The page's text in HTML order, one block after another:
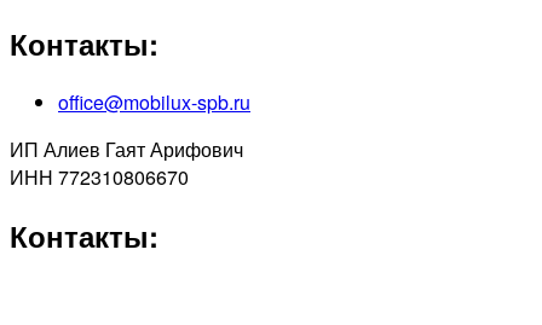
Контакты:
office@mobilux-spb.ru
ИП Алиев Гаят Арифович
ИНН 772310806670
Контакты: